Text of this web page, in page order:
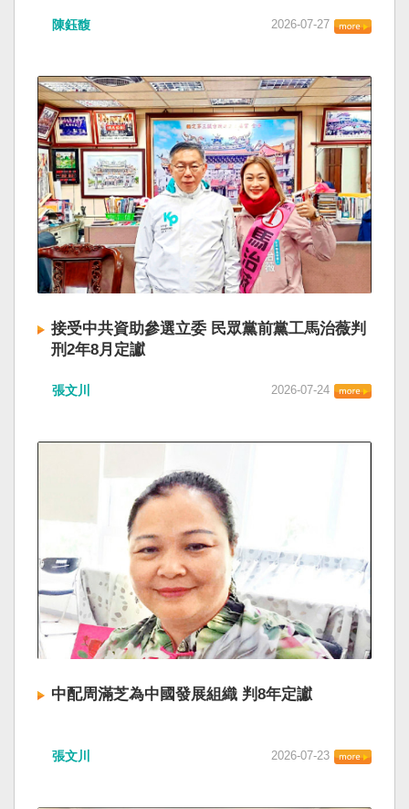
陳鈺馥 2026-07-27
接受中共資助參選立委 民眾黨前黨工馬治薇判
刑2年8月定讞
張文川 2026-07-24
中配周滿芝為中國發展組織 判8年定讞
張文川 2026-07-23